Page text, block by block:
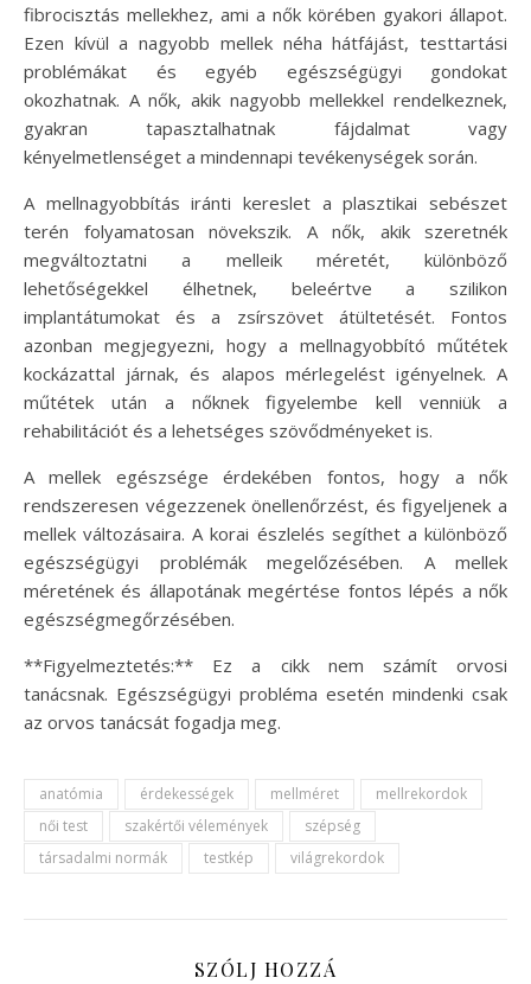
fibrocisztás mellekhez, ami a nők körében gyakori állapot.
Ezen kívül a nagyobb mellek néha hátfájást, testtartási
problémákat és egyéb egészségügyi gondokat
okozhatnak. A nők, akik nagyobb mellekkel rendelkeznek,
gyakran tapasztalhatnak fájdalmat vagy
kényelmetlenséget a mindennapi tevékenységek során.
A mellnagyobbítás iránti kereslet a plasztikai sebészet
terén folyamatosan növekszik. A nők, akik szeretnék
megváltoztatni a melleik méretét, különböző
lehetőségekkel élhetnek, beleértve a szilikon
implantátumokat és a zsírszövet átültetését. Fontos
azonban megjegyezni, hogy a mellnagyobbító műtétek
kockázattal járnak, és alapos mérlegelést igényelnek. A
műtétek után a nőknek figyelembe kell venniük a
rehabilitációt és a lehetséges szövődményeket is.
A mellek egészsége érdekében fontos, hogy a nők
rendszeresen végezzenek önellenőrzést, és figyeljenek a
mellek változásaira. A korai észlelés segíthet a különböző
egészségügyi problémák megelőzésében. A mellek
méretének és állapotának megértése fontos lépés a nők
egészségmegőrzésében.
**Figyelmeztetés:** Ez a cikk nem számít orvosi
tanácsnak. Egészségügyi probléma esetén mindenki csak
az orvos tanácsát fogadja meg.
anatómia érdekességek mellméret
mellrekordok
női test
szakértői vélemények
szépség
társadalmi normák
testkép világrekordok
SZÓLJ HOZZÁ